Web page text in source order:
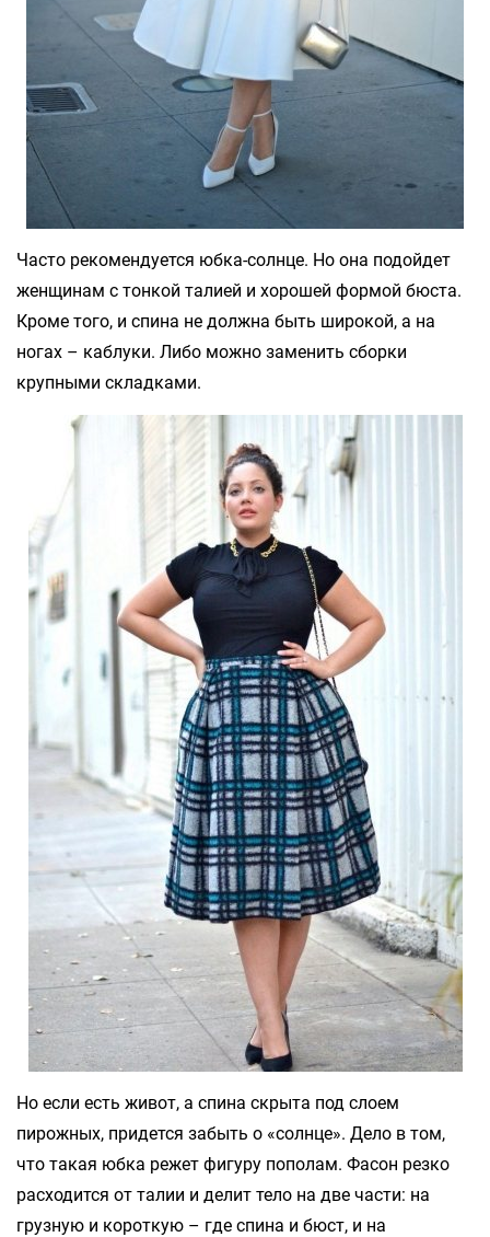
Часто рекомендуется юбка-солнце. Но она подойдет
женщинам с тонкой талией и хорошей формой бюста.
Кроме того, и спина не должна быть широкой, а на
ногах – каблуки. Либо можно заменить сборки
крупными складками.
Но если есть живот, а спина скрыта под слоем
пирожных, придется забыть о «солнце». Дело в том,
что такая юбка режет фигуру пополам. Фасон резко
расходится от талии и делит тело на две части: на
грузную и короткую – где спина и бюст, и на